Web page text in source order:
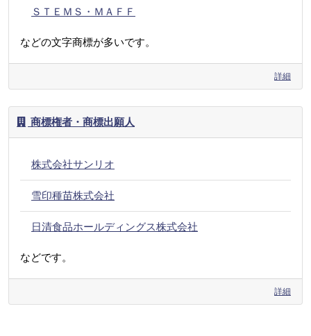
ＳＴＥＭＳ・ＭＡＦＦ
などの文字商標が多いです。
詳細
商標権者・商標出願人
株式会社サンリオ
雪印種苗株式会社
日清食品ホールディングス株式会社
などです。
詳細